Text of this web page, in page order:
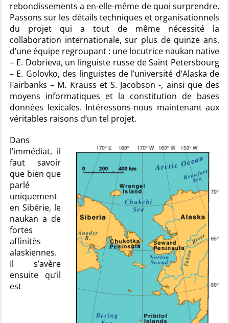
rebondissements a en-elle-même de quoi surprendre.
Passons sur les détails techniques et organisationnels
du projet qui a tout de même nécessité la
collaboration internationale, sur plus de quinze ans,
d’une équipe regroupant : une locutrice naukan native
– E. Dobrieva, un linguiste russe de Saint Petersbourg
– E. Golovko, des linguistes de l’université d’Alaska de
Fairbanks – M. Krauss et S. Jacobson -, ainsi que des
moyens informatiques et la constitution de bases
données lexicales. Intéressons-nous maintenant aux
véritables raisons d’un tel projet.
Dans
l’immédiat, il
faut savoir
que bien que
parlé
uniquement
en Sibérie, le
naukan a de
fortes
affinités
alaskiennes.
Il s’avère
ensuite qu’il
est